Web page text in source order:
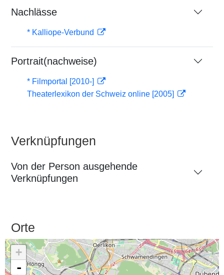
Nachlässe
* Kalliope-Verbund
Portrait(nachweise)
* Filmportal [2010-]
Theaterlexikon der Schweiz online [2005]
Verknüpfungen
Von der Person ausgehende
Verknüpfungen
Orte
+
-